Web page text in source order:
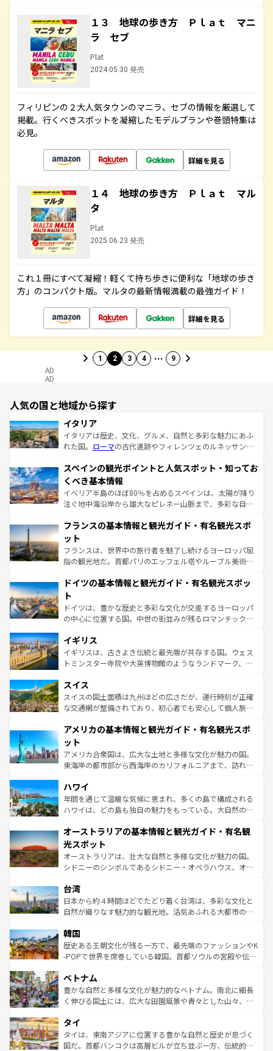
１３ 地球の歩き方 Ｐｌａｔ マニ
ラ セブ
Plat
2024.05.30 発売
フィリピンの２大人気タウンのマニラ、セブの情報を厳選して
掲載。行くべきスポットを凝縮したモデルプランや巻頭特集は
必見。
詳細を見る
１４ 地球の歩き方 Ｐｌａｔ マル
タ
Plat
2025.06.23 発売
これ１冊にすべて凝縮！軽くて持ち歩きに便利な「地球の歩き
方」のコンパクト版。マルタの最新情報満載の最強ガイド！
詳細を見る
1 2 3 4 … 9
AD
AD
人気の国と地域から探す
イタリア
イタリアは歴史、文化、グルメ、自然と多彩な魅力にあふ
れた国。 ローマの古代遺跡やフィレンツェのルネッサンス
ろん、トスカーナの美しい田園風景やアマルフィ海岸の絶
景など、自然景観も見逃せない。観光の合間には、本場の
ピザやパスタなど、絶品のイタリア料理を堪能することも
できる。朝目覚めてから夜眠るまで、すべての瞬間を楽し
なお、新着のイタリア情報はコンテンツ一覧を参照してほ
しい。
スペインの観光ポイントと人気スポット・知ってお
くべき基本情報
イベリア半島のほぼ80％を占めるスペインは、太陽が降り
注ぐ地中海沿岸から雄大なピレネー山脈まで、多彩な自然
文化が根付くこの国では、情熱的なフラメンコ、熱気あふ
れる闘牛、そして美味しいタパスが生活の一部となってい
る。首都マドリードの洗練された雰囲気や、バルセロナの
アートに溢れた街角から、地方では古代ローマ遺跡や中世
せる。地方によって風土や気候が異なるスペインはその個
ンテンツ一覧 を参照してほしい。
フランスの基本情報と観光ガイド・有名観光スポ
ット
フランスは、世界中の旅行者を魅了し続けるヨーロッパ屈
指の観光地だ。首都パリのエッフェル塔やルーブル美術館
で、幅広い魅力が詰まっている。華麗な宮殿、歴史的な大
聖堂、美しいビーチ、そして豊かな自然が、訪れる者を心
から魅了する。また、フランスは美食の国としても知ら
れ、フランス料理はユネスコ無形文化遺産にも登録されて
香り高いラベンダー畑など、多彩な楽しみ方が可能だ。さ
らに、パリ以外の地域にも魅力が溢れており、どの街角に
も豊かな歴史と文化が息づいている。パリ以外の個性あふ
を参照してほしい。
ドイツの基本情報と観光ガイド・有名観光スポッ
ト
ドイツは、豊かな歴史と多彩な文化が交差するヨーロッパ
の中心に位置する国。中世の街並みが残るロマンチック街
顔を持つこの国は、どこを歩いても飽きることがない。ベ
ルリンの文化的活気、バイエルン州のアルプスの絶景、そ
してライン川沿いのワイン畑といった風景は必見。ビール
は、お酒好きな人にはぜひ体験してほしい。 なお、新着の
ドイツ情報はコンテンツ一覧を参照してほしい。
イギリス
イギリスは、古きよき伝統と最先端が共存する国。ウェス
トミンスター寺院や大英博物館のようなランドマーク、歴
リアごとに異なる魅力がある。また、優雅なアフタヌーン
ティー、ビール好きにはたまらない英国パブ、サッカー観
戦など、本場だからこそできる体験も豊富。イギリスを旅
ンツ一覧を参照してほしい。
スイス
スイスの国土面積は九州ほどの広さだが、運行時刻が正確
な交通網が整備されており、初心者でも安心して個人旅行
の建物がそのまま残る町や、スイスならではのユニークな
博物館もあり、アルプス観光だけでなく町歩きも満喫する
ことができる。国民の所得が高いため物価も高いが、旅行
者向けの交通パス提供のサービスもあり、うまく活用すれ
着のスイス情報は
アメリカの基本情報と観光ガイド・有名観光スポ
ット
アメリカ合衆国は、広大な土地と多様な文化が魅力の国。
東海岸の都市部から西海岸のカリフォルニアまで、訪れる
のような巨大都市は、観光、ショッピング、エンターテイ
ンメントが詰まった刺激的なスポットだ。一方、アメリカ
西部には大自然が広がり、グランドキャニオンやイエロー
部のニューオーリンズでは、音楽と美食が融合した独特の
文化が魅力。旅行者はアメリカの各地域で異なる魅力を楽
しみながら、その多様性と豊かな歴史を感じることができ
るだろう。車でのロードトリップや列車の旅も、アメリカ
情報は
ハワイ
年間を通じて温暖な気候に恵まれ、多くの島で構成される
ハワイは、どの島も独自の魅力をもっている。大自然の神
ワイ島は見逃せない。また、定番の観光地といえばオアフ
島だが、静かな自然を求めるならマウイ島やカウアイ島が
おすすめ。エメラルドグリーンに輝く海をはじめ、豊かな
文化や歴史が息づいている。「アロハスピリット」と呼ば
人々、おいしいローカルフードやハワイアンミュージッ
ク、伝統的なフラダンスなど、すべてがハワイの魅力を彩
っている。訪れるたびに新しい発見と感動が待っているハ
はコンテンツ一覧
オーストラリアの基本情報と観光ガイド・有名観
光スポット
オーストラリアは、壮大な自然と多様な文化が魅力の国。
シドニーのシンボルであるシドニー・オペラハウス、オー
リアリーフや大陸中央部にそびえるウルル（エアーズロッ
ク）、タスマニアの美しい原生林やケアンズの熱帯雨林な
ど、見どころがたくさん。また、カフェやワイン、オージ
いる。アクティビティも充実しており、サーフィンやダイ
ビング、ハイキングなど、アウトドア好きにはたまらな
い。オーストラリアの多彩な魅力を存分に味わいつくそ
参照してほしい。
台湾
日本から約４時間ほどでたどり着く台湾は、多彩な文化と
自然が織りなす魅力的な観光地。活気あふれる大都市の台
ン）、静ひつな山岳地帯である台湾東部など、都市の喧騒
と山間の静けさが共存しており、訪れる人に新しい発見と
驚きをもたらしてくれる。また、奥深い台湾の食文化も魅
容にもいいと評判のスイーツなど、バラエティ豊かな料理
が味わえる。 なお、新着の台湾情報は コンテンツ一覧を参
照してほしい。
韓国
歴史ある王朝文化が残る一方で、最先端のファッションやK
-POPで世界を席巻している韓国。首都ソウルの宮殿や伝統
き、地方に足を延ばせば四季折々の自然美を楽しむことが
できる。そして、キムチや焼肉、絶品のストリートフード
まで、さまざまな韓国料理が待っている。夜には、韓国な
リティに包まれながら、韓国の多彩な魅力を心ゆくまで味
わってみてほしい。 なお、新着の韓国情報はコンテンツ一
覧を参照してほしい。
ベトナム
豊かな自然と多様な文化が魅力的なベトナム。南北に細長
く伸びる国土には、広大な田園風景や青々とした山々、世
急速な発展と共に伝統が息づく。ハノイの古い町並みやホ
ーチミン市のフランス統治時代の建物も、独特の雰囲気を
醸し出している。また、バラエティの豊かさとおいしさで
タイ
タイは、東南アジアに位置する豊かな自然と歴史が息づく
国だ。首都バンコクは高層ビルが立ち並ぶ一方、伝統的な